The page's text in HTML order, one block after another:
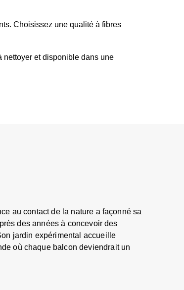
Choisissez une qualité à fibres
nettoyer et disponible dans une
au contact de la nature a façonné sa
des années à concevoir des
jardin expérimental accueille
où chaque balcon deviendrait un